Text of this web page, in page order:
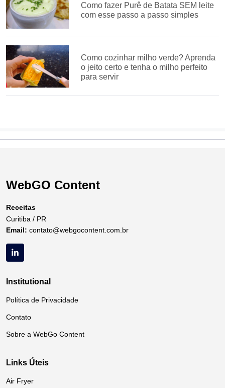
Como fazer Purê de Batata SEM leite
com esse passo a passo simples
Como cozinhar milho verde? Aprenda
o jeito certo e tenha o milho perfeito
para servir
WebGO Content
Receitas
Curitiba / PR
Email: contato@webgocontent.com.br
Institutional
Política de Privacidade
Contato
Sobre a WebGo Content
Links Úteis
Air Fryer